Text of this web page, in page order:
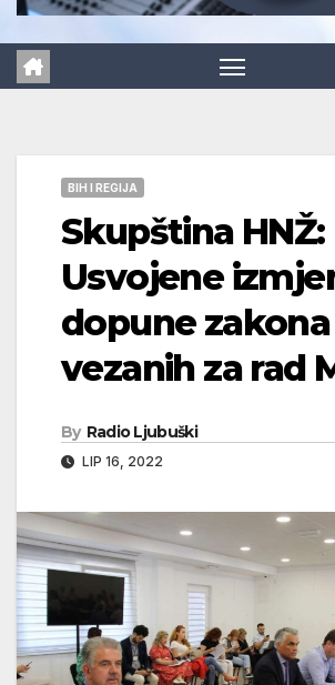
BIH I REGIJA
Skupština HNŽ:
Usvojene
dopune zakona
vezanih za rad
By Radio Ljubuški
LIP 16, 2022